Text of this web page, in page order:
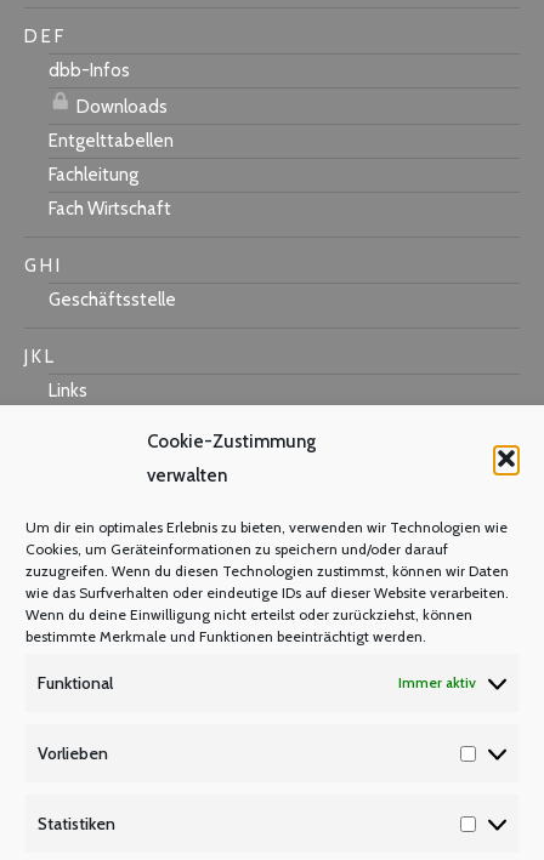
Cookie-Zustimmung
verwalten
Um dir ein optimales Erlebnis zu bieten, verwenden wir Technologien wie
Cookies, um Geräteinformationen zu speichern und/oder darauf
zuzugreifen. Wenn du diesen Technologien zustimmst, können wir Daten
wie das Surfverhalten oder eindeutige IDs auf dieser Website verarbeiten.
Wenn du deine Einwilligung nicht erteilst oder zurückziehst, können
bestimmte Merkmale und Funktionen beeinträchtigt werden.
Funktional Immer aktiv
Vorlieben
Statistiken
D E F
dbb-Infos
Downloads
Entgelttabellen
Fachleitung
Fach Wirtschaft
G H I
Geschäftsstelle
J K L
Links
Mastercard
Warum Mitglied werden?
Mitgliedsbeitrag
Mitglied werden